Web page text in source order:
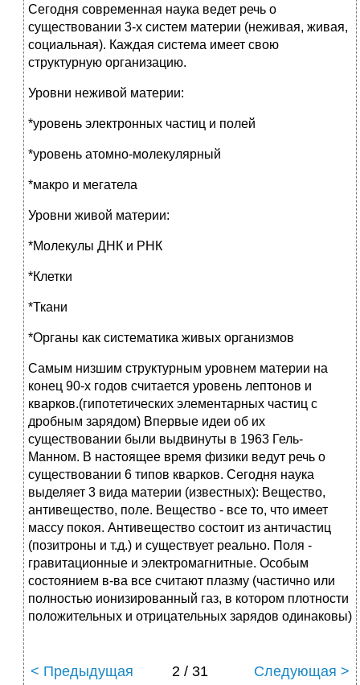
Сегодня современная наука ведет речь о
существовании 3-х систем материи (неживая, живая,
социальная). Каждая система имеет свою
структурную организацию.
Уровни неживой материи:
*уровень электронных частиц и полей
*уровень атомно-молекулярный
*макро и мегатела
Уровни живой материи:
*Молекулы ДНК и РНК
*Клетки
*Ткани
*Органы как систематика живых организмов
Самым низшим структурным уровнем материи на
конец 90-х годов считается уровень лептонов и
кварков.(гипотетических элементарных частиц с
дробным зарядом) Впервые идеи об их
существовании были выдвинуты в 1963 Гель-
Манном. В настоящее время физики ведут речь о
существовании 6 типов кварков. Сегодня наука
выделяет 3 вида материи (известных): Вещество,
антивещество, поле. Вещество - все то, что имеет
массу покоя. Антивещество состоит из античастиц
(позитроны и т.д.) и существует реально. Поля -
гравитационные и электромагнитные. Особым
состоянием в-ва все считают плазму (частично или
полностью ионизированный газ, в котором плотности
положительных и отрицательных зарядов одинаковы)
< Предыдущая 2 / 31 Следующая >